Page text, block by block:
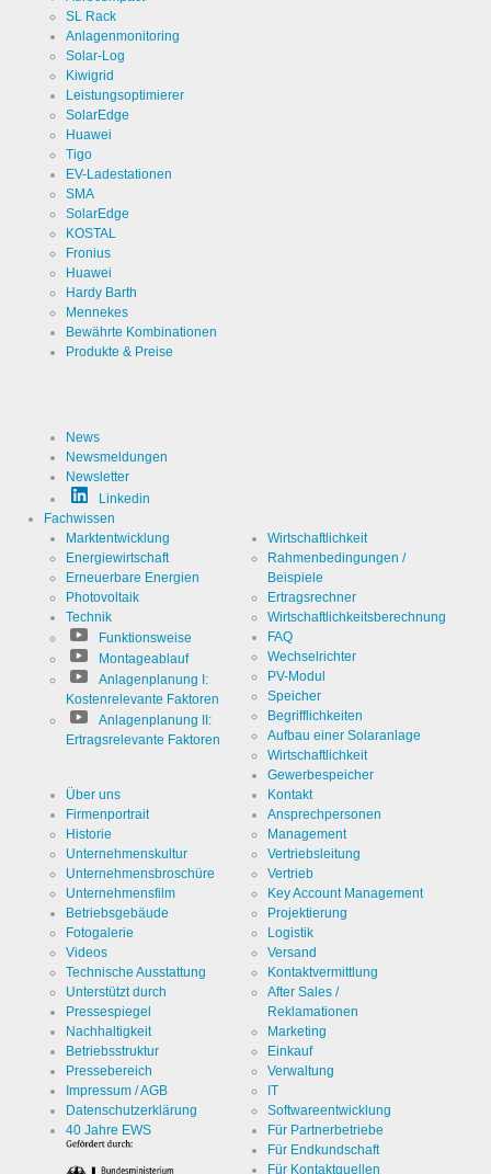
SL Rack
Anlagenmonitoring
Solar-Log
Kiwigrid
Leistungsoptimierer
SolarEdge
Huawei
Tigo
EV-Ladestationen
SMA
SolarEdge
KOSTAL
Fronius
Huawei
Hardy Barth
Mennekes
Bewährte Kombinationen
Produkte & Preise
News
Newsmeldungen
Newsletter
Linkedin
Fachwissen
Marktentwicklung
Energiewirtschaft
Erneuerbare Energien
Photovoltaik
Technik
Funktionsweise
Montageablauf
Anlagenplanung I:
Kostenrelevante Faktoren
Anlagenplanung II:
Ertragsrelevante Faktoren
Wirtschaftlichkeit
Rahmenbedingungen /
Beispiele
Ertragsrechner
Wirtschaftlichkeitsberechnung
FAQ
Wechselrichter
PV-Modul
Speicher
Begrifflichkeiten
Aufbau einer Solaranlage
Wirtschaftlichkeit
Gewerbespeicher
Über uns
Firmenportrait
Historie
Unternehmenskultur
Unternehmensbroschüre
Unternehmensfilm
Betriebsgebäude
Fotogalerie
Videos
Technische Ausstattung
Unterstützt durch
Pressespiegel
Nachhaltigkeit
Betriebsstruktur
Pressebereich
Impressum / AGB
Datenschutzerklärung
40 Jahre EWS
Kontakt
Ansprechpersonen
Management
Vertriebsleitung
Vertrieb
Key Account Management
Projektierung
Logistik
Versand
Kontaktvermittlung
After Sales /
Reklamationen
Marketing
Einkauf
Verwaltung
IT
Softwareentwicklung
Für Partnerbetriebe
Für Endkundschaft
Für Kontaktquellen
Anbieter
Google
Zweck
Cookie von
Cookie Name
Cookie Laufzeit
Cookies die zur Auswertung des Benutzerverhaltens
Zweck
wie der
Cookie Name
Cookie Laufzeit
Infos schließen